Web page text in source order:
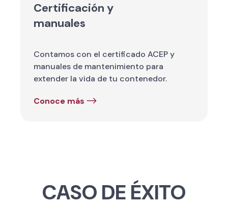
Certificación y
manuales
Contamos con el certificado ACEP y
manuales de mantenimiento para
extender la vida de tu contenedor.
Conoce más
CASO DE ÉXITO